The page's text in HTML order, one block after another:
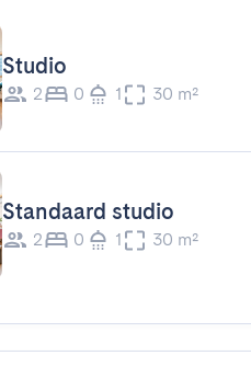
Studio
2 0 1 30 m²
Standaard studio
2 0 1 30 m²